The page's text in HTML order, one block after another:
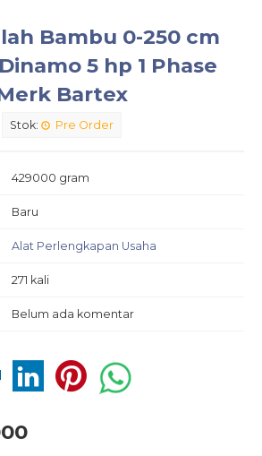
Bambu 0-250 cm
5 hp 1 Phase
Bartex
Stok: Pre Order
429000 gram
Baru
Alat Perlengkapan Usaha
271 kali
Belum ada komentar